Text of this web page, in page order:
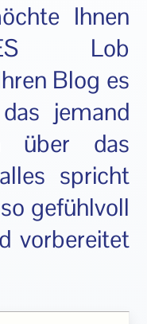
Ihnen
Lob
Blog es
jemand
über das
spricht
gefühlvoll
vorbereitet